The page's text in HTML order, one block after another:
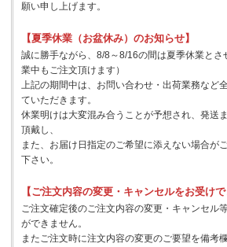
願い申し上げます。
【夏季休業（お盆休み）のお知らせ】
誠に勝手ながら、8/8～8/16の間は夏季休業とさ
業中もご注文頂けます）
上記の期間中は、お問い合わせ・出荷業務など
ていただきます。
休業明けは大変混み合うことが予想され、発送
頂戴し、
また、お届け日指定のご希望に添えない場合が
下さい。
【ご注文内容の変更・キャンセルをお受けで
ご注文確定後のご注文内容の変更・キャンセル
ができません。
またご注文時に注文内容の変更のご要望を備考